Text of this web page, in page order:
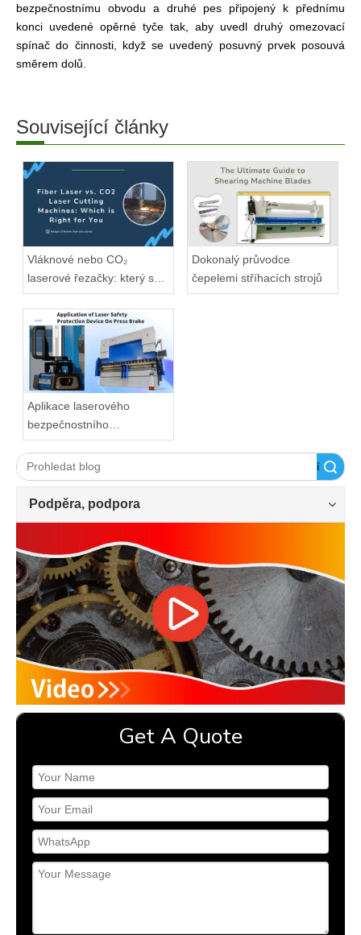
bezpečnostnímu obvodu a druhé pes připojený k přednímu
konci uvedené opěrné tyče tak, aby uvedl druhý omezovací
spínač do činnosti, když se uvedený posuvný prvek posouvá
směrem dolů.
Související články
Vláknové nebo CO₂
laserové řezačky: který se
hodí?
Dokonalý průvodce
čepelemi stříhacích strojů
Aplikace laserového
bezpečnostního
ochranného zařízení na
ohraňovací lis
Vyhledávání
Podpěra, podpora
Get A Quote